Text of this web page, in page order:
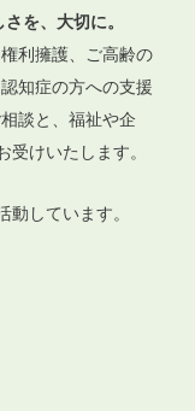
を、大切に。
利擁護、ご高齢の
知症の方への支援
談と、福祉や企
けいたします。
しています。